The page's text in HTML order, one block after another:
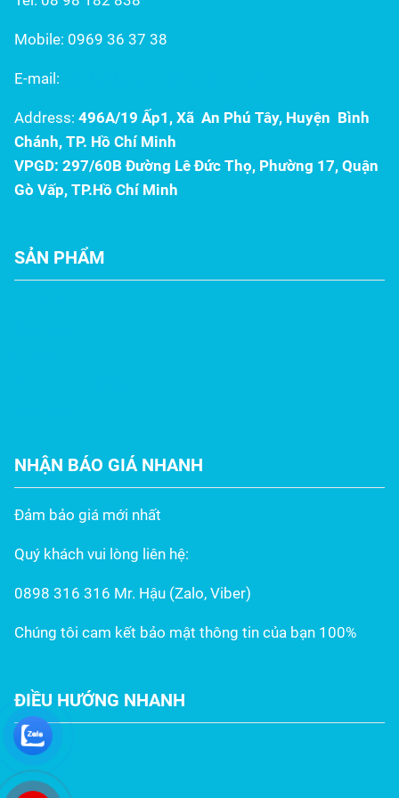
Mobile: 0969 36 37 38
E-mail:
Address: 496A/19 Ấp1, Xã An Phú Tây, Huyện Bình
Chánh, TP. Hồ Chí Minh
VPGD: 297/60B Đường Lê Đức Thọ, Phường 17, Quận
Gò Vấp, TP.Hồ Chí Minh
SẢN PHẨM
NHẬN BÁO GIÁ NHANH
Đảm bảo giá mới nhất
Quý khách vui lòng liên hệ:
0898 316 316 Mr. Hậu (Zalo, Viber)
Chúng tôi cam kết bảo mật thông tin của bạn 100%
ĐIỀU HƯỚNG NHANH
Trang chủ
Giới thiệu